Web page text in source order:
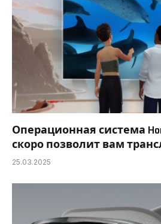
Операционная система
скоро позволит вам
25.03.2025